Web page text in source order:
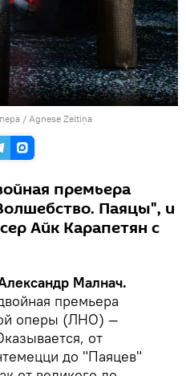
/ Agnese Zeltiņa
премьера
Паяцы", и
Айк Карапетян с
Малнач.
премьера
оперы (ЛНО) —
от
до "Паяцев"